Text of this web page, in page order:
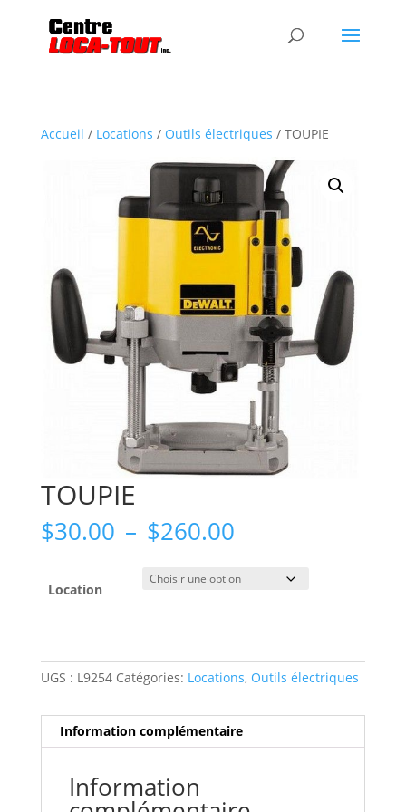
Accueil / Locations / Outils électriques / TOUPIE
TOUPIE
$30.00 – $260.00Plage
prix :
$30.00
Location
UGS : L9254 Catégories: Locations, Outils électriques
Information complémentaire
Information